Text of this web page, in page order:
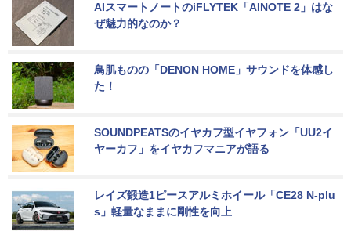
AIスマートノートのiFLYTEK「AINOTE 2」はな
ぜ魅力的なのか？
鳥肌ものの「DENON HOME」サウンドを体感し
た！
SOUNDPEATSのイヤカフ型イヤフォン「UU2イ
ヤーカフ」をイヤカフマニアが語る
レイズ鍛造1ピースアルミホイール「CE28 N-plu
s」軽量なままに剛性を向上